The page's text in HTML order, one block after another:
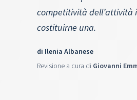
competitività dell’attività
costituirne una.
di Ilenia Albanese
Revisione a cura di Giovanni